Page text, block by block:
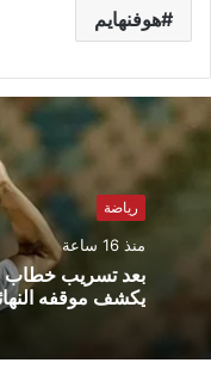
هوفنهايم
رياضة
منذ 16 ساعة
بعد تسريب خطاب
يكشف موقفه